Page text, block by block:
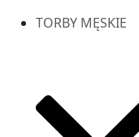
TORBY MĘSKIE